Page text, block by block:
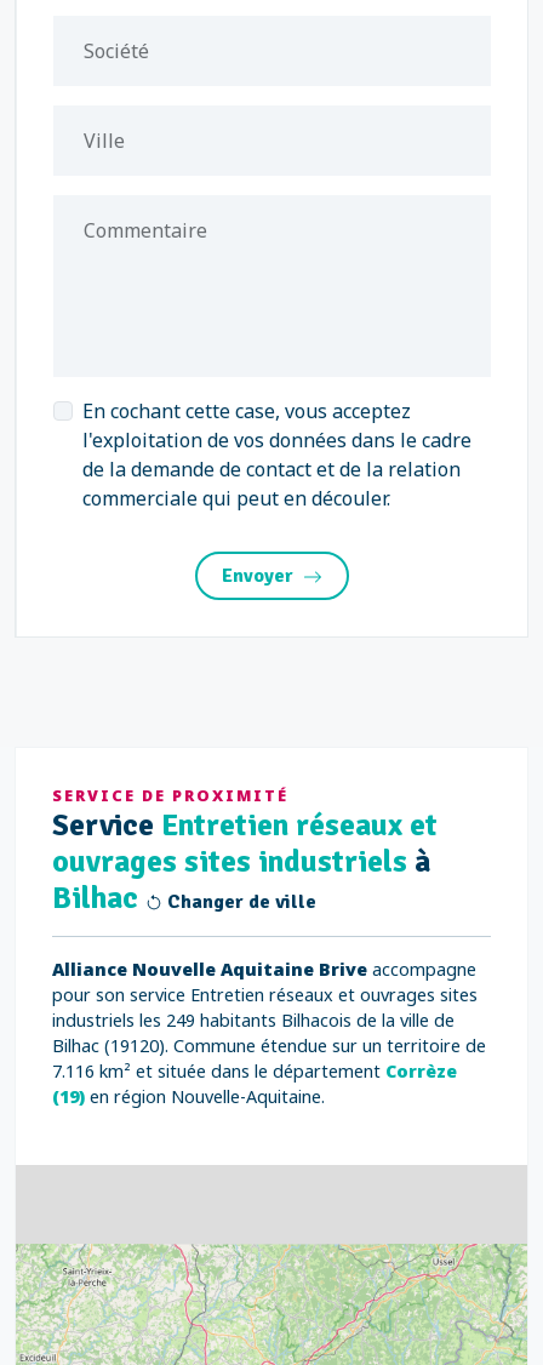
Société
Ville
Commentaire
En cochant cette case, vous acceptez
l'exploitation de vos données dans le cadre
de la demande de contact et de la relation
commerciale qui peut en découler.
Envoyer
SERVICE DE PROXIMITÉ
Service Entretien réseaux et
ouvrages sites industriels à
Bilhac
Changer de ville
Alliance Nouvelle Aquitaine Brive accompagne
pour son service Entretien réseaux et ouvrages sites
industriels les 249 habitants Bilhacois de la ville de
Bilhac (19120). Commune étendue sur un territoire de
7.116 km² et située dans le département Corrèze
(19) en région Nouvelle-Aquitaine.
4
32